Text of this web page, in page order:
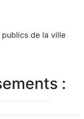
de la ville
: